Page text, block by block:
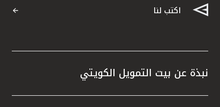
اكتب لنا
نبذة عن بيت التمويل الكويتي